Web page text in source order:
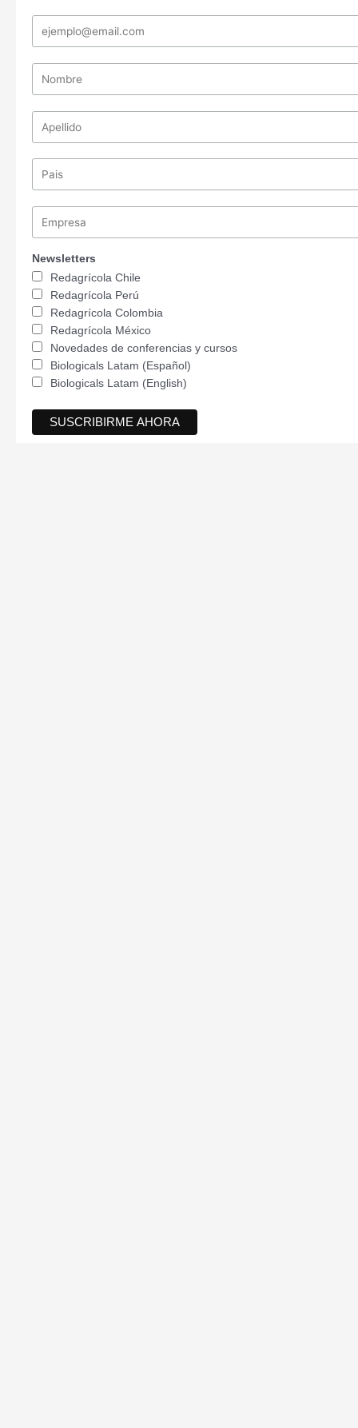
Newsletters
Redagrícola Chile
Redagrícola Perú
Redagrícola Colombia
Redagrícola México
Novedades de conferencias y cursos
Biologicals Latam (Español)
Biologicals Latam (English)